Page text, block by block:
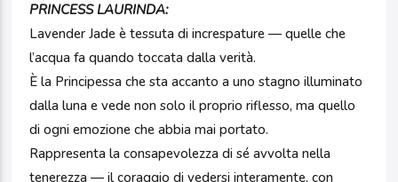
PRINCESS LAURINDA:
Lavender Jade è tessuta di increspature — quelle che
l’acqua fa quando toccata dalla verità.
È la Principessa che sta accanto a uno stagno illuminato
dalla luna e vede non solo il proprio riflesso, ma quello
di ogni emozione che abbia mai portato.
Rappresenta la consapevolezza di sé avvolta nella
tenerezza — il coraggio di vedersi interamente, con